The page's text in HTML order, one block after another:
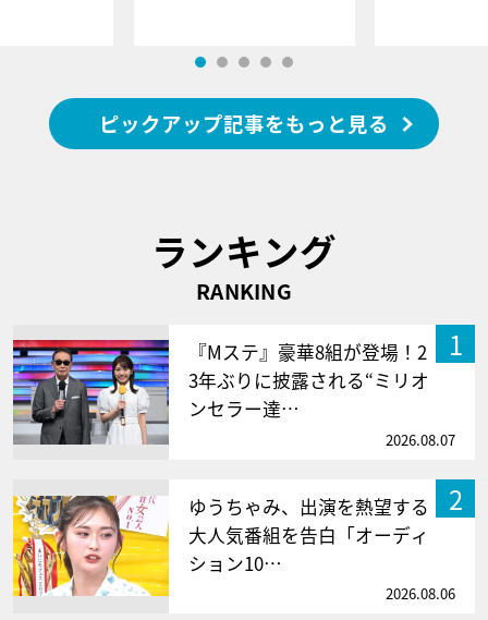
ピックアップ記事をもっと見る
ランキング
RANKING
1
『Mステ』豪華8組が登場！2
3年ぶりに披露される“ミリオ
ンセラー達…
2026.08.07
2
ゆうちゃみ、出演を熱望する
大人気番組を告白「オーディ
ション10…
2026.08.06